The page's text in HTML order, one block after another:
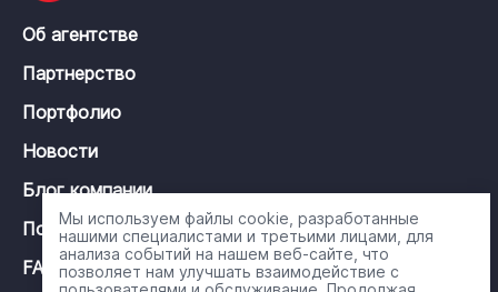
Об агентстве
Партнерство
Портфолио
Новости
Блог компании
Политика конфиденциальности
FAQ
Мы используем файлы cookie, разработанные
нашими специалистами и третьими лицами, для
анализа событий на нашем веб-сайте, что
позволяет нам улучшать взаимодействие с